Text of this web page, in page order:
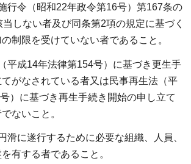
行令（昭和22年政令第16号）第167条の
しない者及び同条第2項の規定に基づく
制限を受けていない者であること。
平成14年法律第154号）に基づき更生手
がなされている者又は民事再生法（平
）に基づき再生手続き開始の申し立て
ないこと。
滑に遂行するために必要な組織、人員、
有する者であること。